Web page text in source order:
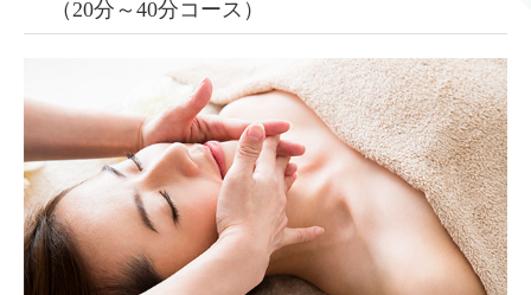
（20分～40分コース）